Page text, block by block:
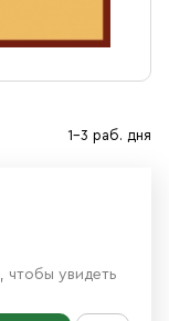
1-3 раб. дня
, чтобы увидеть